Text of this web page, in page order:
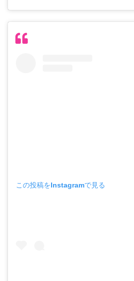
この投稿をInstagramで見る